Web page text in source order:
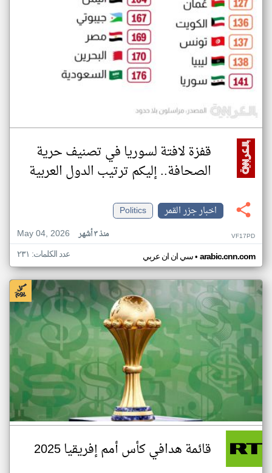
قفزة لافتة لسوريا في تصنيف حرية
الصحافة.. إليكم ترتيب الدول العربية
اخبار جزر القمر
Politics
May 04, 2026
منذ ٣ أشهر VF17PD
سي ان ان عربي• arabic.cnn.com عدد الكلمات: ٢٣١
قائمة هدافي كأس أمم إفريقيا 2025